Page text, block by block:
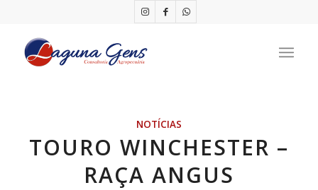
NOTÍCIAS
TOURO WINCHESTER –
RAÇA ANGUS